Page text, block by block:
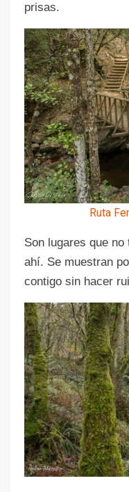
prisas.
Ruta
Son lugares que
ahí. Se muestran
contigo sin hacer